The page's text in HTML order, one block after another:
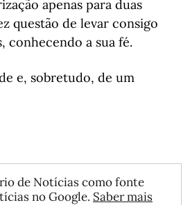
apenas para duas
questão de levar consigo
conhecendo a sua fé.
e, sobretudo, de um
de Notícias como fonte
no Google. Saber mais